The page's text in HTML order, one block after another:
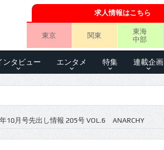
求人情報はこちら
東京 関東
東海
中部
ンタビュー エンタメ 特集 連載企画
10月号先出し情報 205号 VOL.6 ANARCHY